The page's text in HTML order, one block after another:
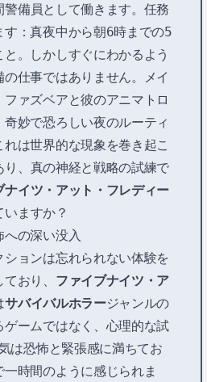
備員として働きます。任務
す：真夜中から朝6時までの5
。しかしすぐにわかるよう
仕事ではありません。メイ
ァズベアと彼のアニマトロ
妙で恐ろしい夜のルーティ
は世界的な現象を巻き起こ
り、真の神経と戦略の試練で
ナイツ・アット・フレディー
ますか？
への深い没入
ョンは忘れられない体験を
おり、 ファイブナイツ・ア
サバイバルホラージャンルの
ームではなく、心理的な試
は恐怖と緊張感に満ちてお
時間のように感じられま